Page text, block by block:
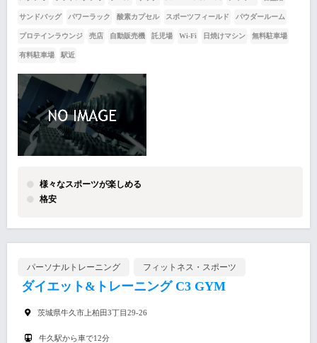
サンドバッグ パワーラック 酸素カプセル スポーツフィールド パウダールーム
プロテインラウンジ 売店 自動販売機 託児場 Wi-Fi 日焼けマシン 無料駐車場
有料駐車場 駅近
様々なスポーツが楽しめる
格安
パーソナルトレーニング フィットネス・スポーツ
ダイエット&トレーニング C3 GYM
茨城県牛久市上柏田3丁目29-26
牛久駅から車で12分